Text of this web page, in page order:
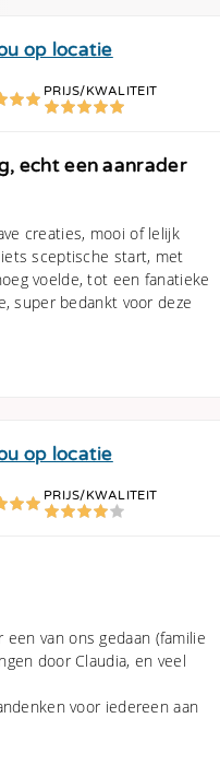
op locatie
PRIJS/KWALITEIT
echt een aanrader
creaties, mooi of lelijk
sceptische start, met
voelde, tot een fanatieke
super bedankt voor deze
op locatie
PRIJS/KWALITEIT
van ons gedaan (familie
door Claudia, en veel
voor iedereen aan